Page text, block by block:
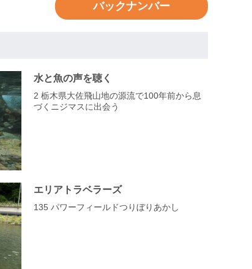
バックナンバー
水と魚の声を聴く
2 栃木県大佐飛山地の源流で100年前から息
づくニジマスに出会う
エリアトラベラーズ
135 パワーフィールドつりぼりあかし